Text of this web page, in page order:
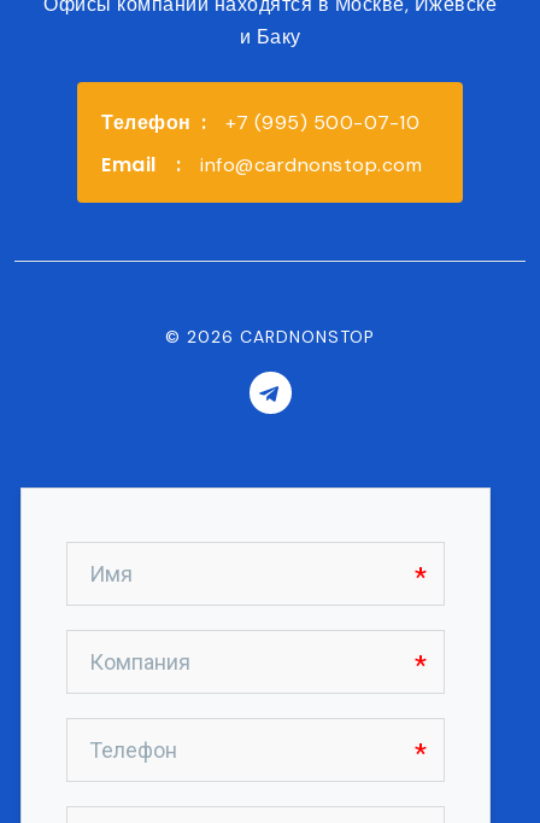
и Баку
Телефон : +7 (995) 500-07-10
Email : info@cardnonstop.com
© 2026 CARDNONSTOP